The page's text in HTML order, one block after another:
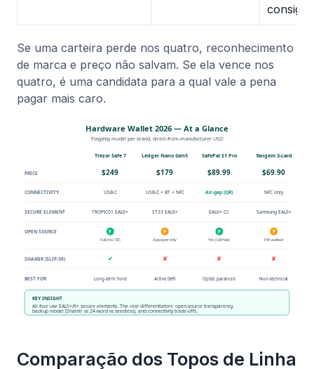
consiga
Se uma carteira perde nos quatro, reconhecimento
de marca e preço não salvam. Se ela vence nos
quatro, é uma candidata para a qual vale a pena
pagar mais caro.
Comparação dos Topos de Linha